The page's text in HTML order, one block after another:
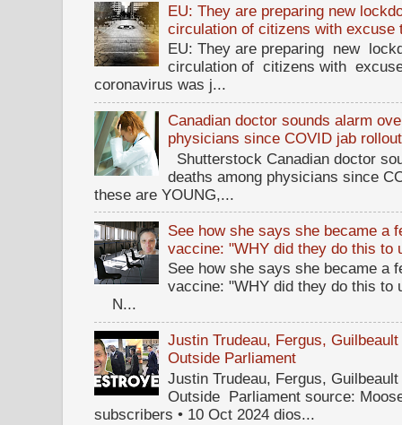
EU: They are preparing new
circulation of citizens with excuse
EU: They are preparing new
circulation of citizens with
coronavirus was j...
Canadian doctor sounds alarm
physicians since COVID jab rollout
Shutterstock Canadian doctor
deaths among physicians since
these are YOUNG,...
See how she says she became a
vaccine: "WHY did they do this to
See how she says she became a
vaccine: "WHY did they do this
N...
Justin Trudeau, Fergus,
Outside Parliament
Justin Trudeau, Fergus,
Outside Parliament source:
subscribers • 10 Oct 2024 dios...